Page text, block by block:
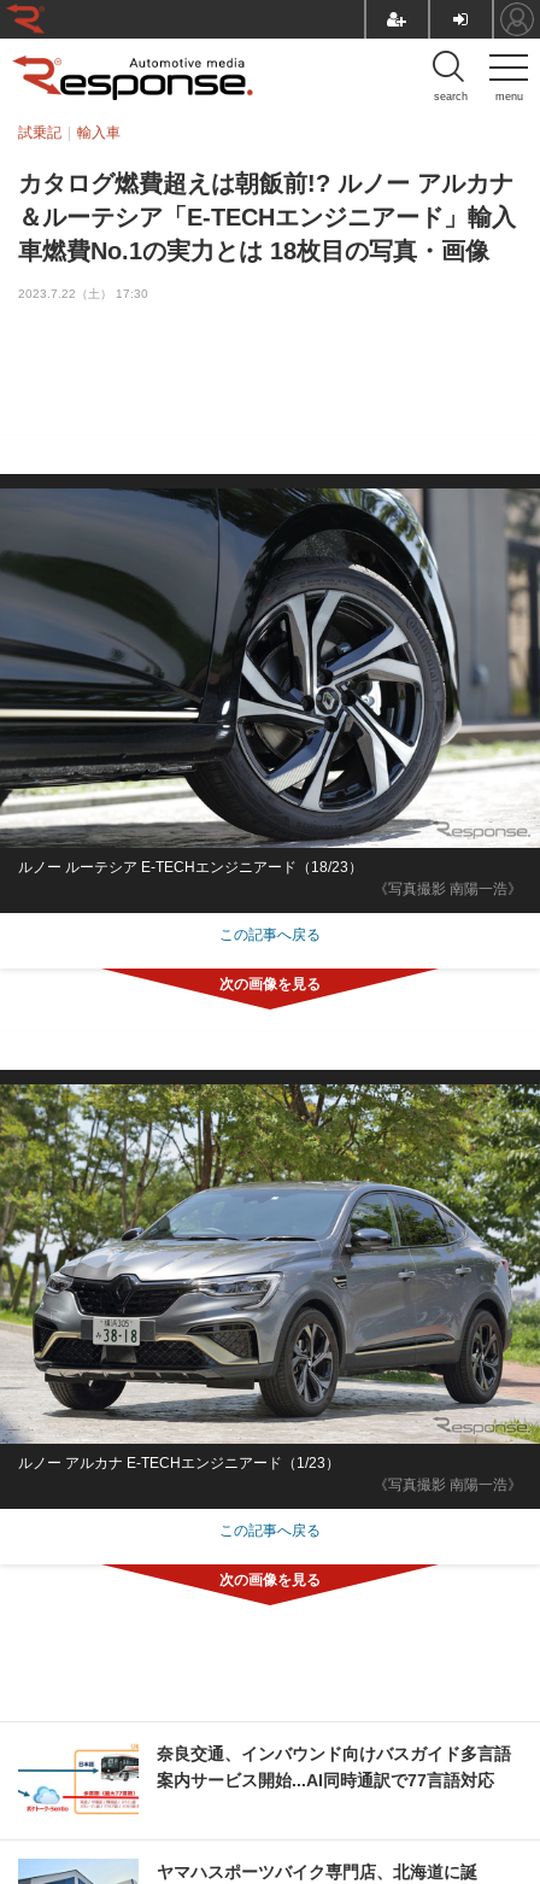
menu
search
カタログ燃費超えは朝飯前!? ルノー アルカナ
＆ルーテシア「E-TECHエンジニアード」輸入
車燃費No.1の実力とは 18枚目の写真・画像
試乗記 輸入車
2023.7.22（土） 17:30
《写真撮影 南陽一浩》
ルノー ルーテシア E-TECHエンジニアード（18/23）
この記事へ戻る
《写真撮影 南陽一浩》
ルノー アルカナ E-TECHエンジニアード（1/23）
この記事へ戻る
奈良交通、インバウンド向けバスガイド多言語
案内サービス開始...AI同時通訳で77言語対応
ヤマハスポーツバイク専門店、北海道に誕